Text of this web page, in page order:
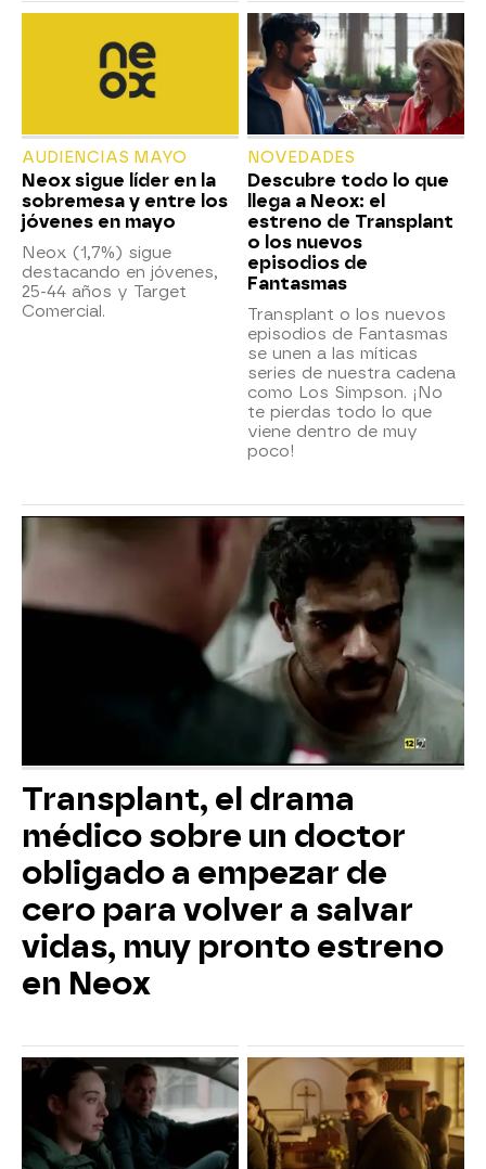
AUDIENCIAS MAYO
Neox sigue líder en la
sobremesa y entre los
jóvenes en mayo
Neox (1,7%) sigue
destacando en jóvenes,
25-44 años y Target
Comercial.
NOVEDADES
Descubre todo lo que
llega a Neox: el
estreno de Transplant
o los nuevos
episodios de
Fantasmas
Transplant o los nuevos
episodios de Fantasmas
se unen a las míticas
series de nuestra cadena
como Los Simpson. ¡No
te pierdas todo lo que
viene dentro de muy
poco!
Transplant, el drama
médico sobre un doctor
obligado a empezar de
cero para volver a salvar
vidas, muy pronto estreno
en Neox